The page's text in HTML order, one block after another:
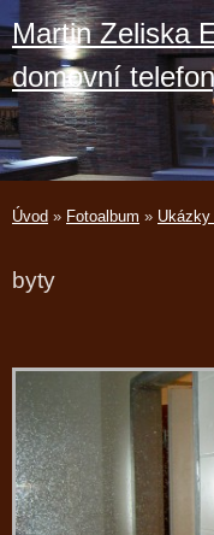
Martin Zeliska
domovní
Úvod » Fotoalbum »
byty